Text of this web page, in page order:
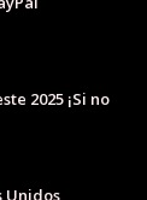
2025 ¡Si no
Unidos